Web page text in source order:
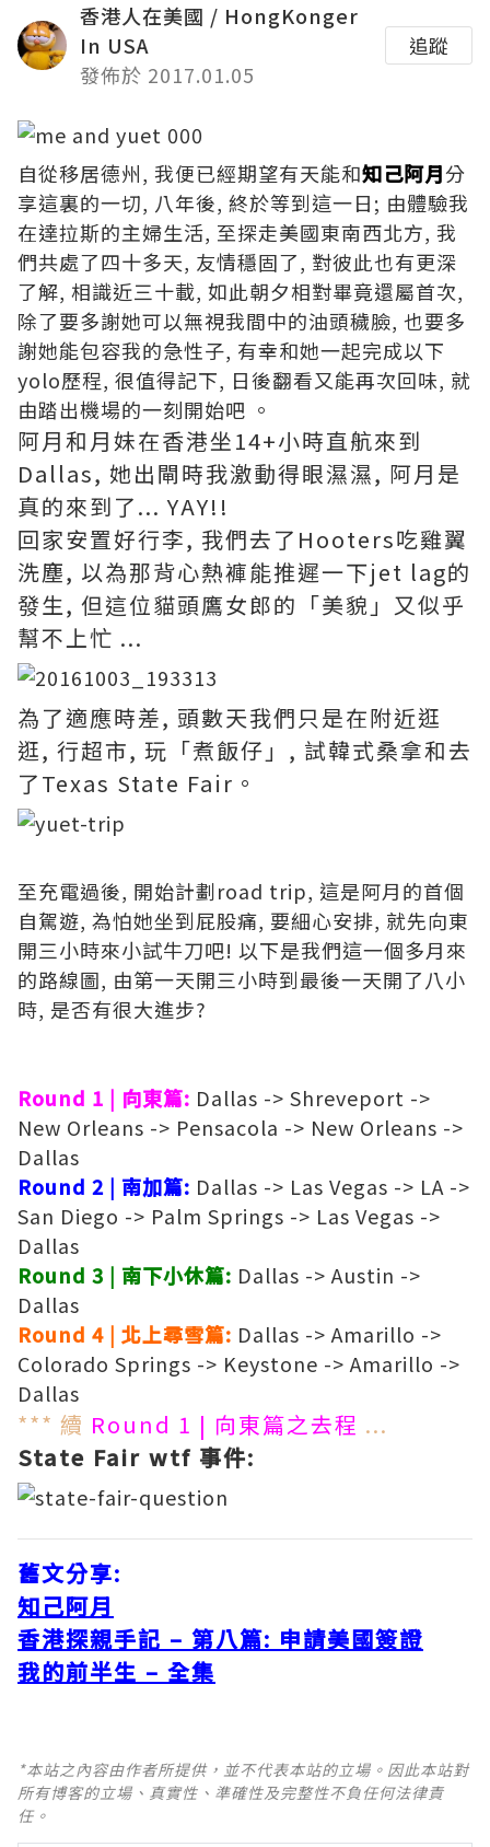
香港人在美國 / HongKonger
In USA
發佈於 2017.01.05
追蹤
自從移居德州, 我便已經期望有天能和知己阿月分
享這裏的一切, 八年後, 終於等到這一日; 由體驗我
在達拉斯的主婦生活, 至探走美國東南西北方, 我
們共處了四十多天, 友情穩固了, 對彼此也有更深
了解, 相識近三十載, 如此朝夕相對畢竟還屬首次,
除了要多謝她可以無視我間中的油頭穢臉, 也要多
謝她能包容我的急性子, 有幸和她一起完成以下
yolo歷程, 很值得記下, 日後翻看又能再次回味, 就
由踏出機場的一刻開始吧 。
阿月和月妹在香港坐14+小時直航來到
Dallas, 她出閘時我激動得眼濕濕, 阿月是
真的來到了... YAY!!
回家安置好行李, 我們去了Hooters吃雞翼
洗塵, 以為那背心熱褲能推遲一下jet lag的
發生, 但這位貓頭鷹女郎的「美貌」又似乎
幫不上忙 ...
為了適應時差, 頭數天我們只是在附近逛
逛, 行超市, 玩「煮飯仔」, 試韓式桑拿和去
了Texas State Fair。
至充電過後, 開始計劃road trip, 這是阿月的首個
自駕遊, 為怕她坐到屁股痛, 要細心安排, 就先向東
開三小時來小試牛刀吧! 以下是我們這一個多月來
的路線圖, 由第一天開三小時到最後一天開了八小
時, 是否有很大進步?
Round 1 | 向東篇: Dallas -> Shreveport ->
New Orleans -> Pensacola -> New Orleans ->
Dallas
Round 2 | 南加篇: Dallas -> Las Vegas -> LA ->
San Diego -> Palm Springs -> Las Vegas ->
Dallas
Round 3 | 南下小休篇: Dallas -> Austin ->
Dallas
Round 4 | 北上尋雪篇: Dallas -> Amarillo ->
Colorado Springs -> Keystone -> Amarillo ->
Dallas
*** 續 Round 1 | 向東篇之去程 ...
State Fair wtf 事件:
舊文分享:
知己阿月
香港探親手記 – 第八篇: 申請美國簽證
我的前半生 – 全集
*本站之內容由作者所提供，並不代表本站的立場。因此本站對
所有博客的立場、真實性、準確性及完整性不負任何法律責
任。